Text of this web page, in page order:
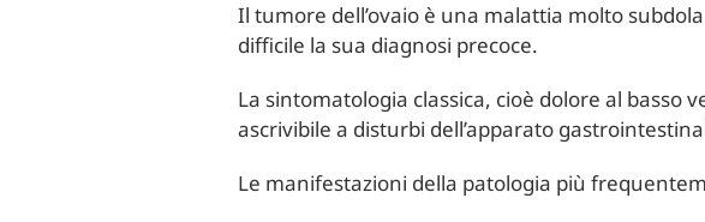
Il tumore dell’ovaio è una malattia molto
difficile la sua diagnosi precoce.
La sintomatologia classica, cioè dolore al
ascrivibile a disturbi dell’apparato
Le manifestazioni della patologia più